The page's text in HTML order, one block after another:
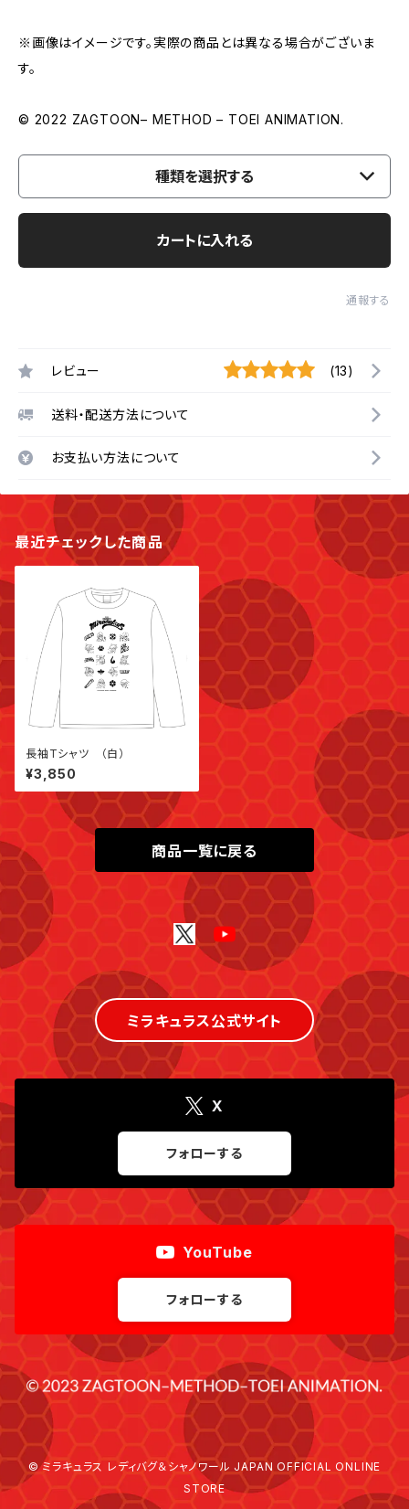
※画像はイメージです。実際の商品とは異なる場合がございま
す。
© 2022 ZAGTOON– METHOD – TOEI ANIMATION.
種類を選択する
カートに入れる
通報する
レビュー (13)
送料・配送方法について
お支払い方法について
最近チェックした商品
長袖Tシャツ （白）
¥3,850
商品一覧に戻る
ミラキュラス公式サイト
X
フォローする
YouTube
フォローする
© ミラキュラス レディバグ＆シャノワール JAPAN OFFICIAL ONLINE
STORE